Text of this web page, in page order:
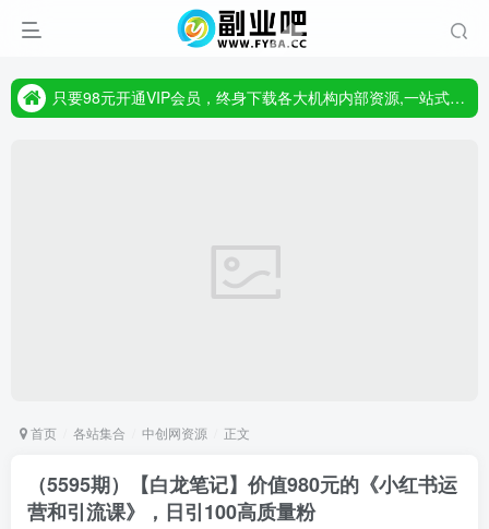
只要98元开通VIP会员，终身下载各大机构内部资源,一站式草根创业基地,最新最强网赚教程大全，小投入，大回报!
首页 各站集合 中创网资源 正文
（5595期）【白龙笔记】价值980元的《小红书运
营和引流课》，日引100高质量粉